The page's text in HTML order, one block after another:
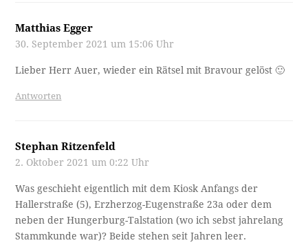
Matthias Egger
30. September 2021 um 15:06 Uhr
Lieber Herr Auer, wieder ein Rätsel mit Bravour gelöst 🙂
Antworten
Stephan Ritzenfeld
2. Oktober 2021 um 0:22 Uhr
Was geschieht eigentlich mit dem Kiosk Anfangs der
Hallerstraße (5), Erzherzog-Eugenstraße 23a oder dem
neben der Hungerburg-Talstation (wo ich sebst jahrelang
Stammkunde war)? Beide stehen seit Jahren leer.